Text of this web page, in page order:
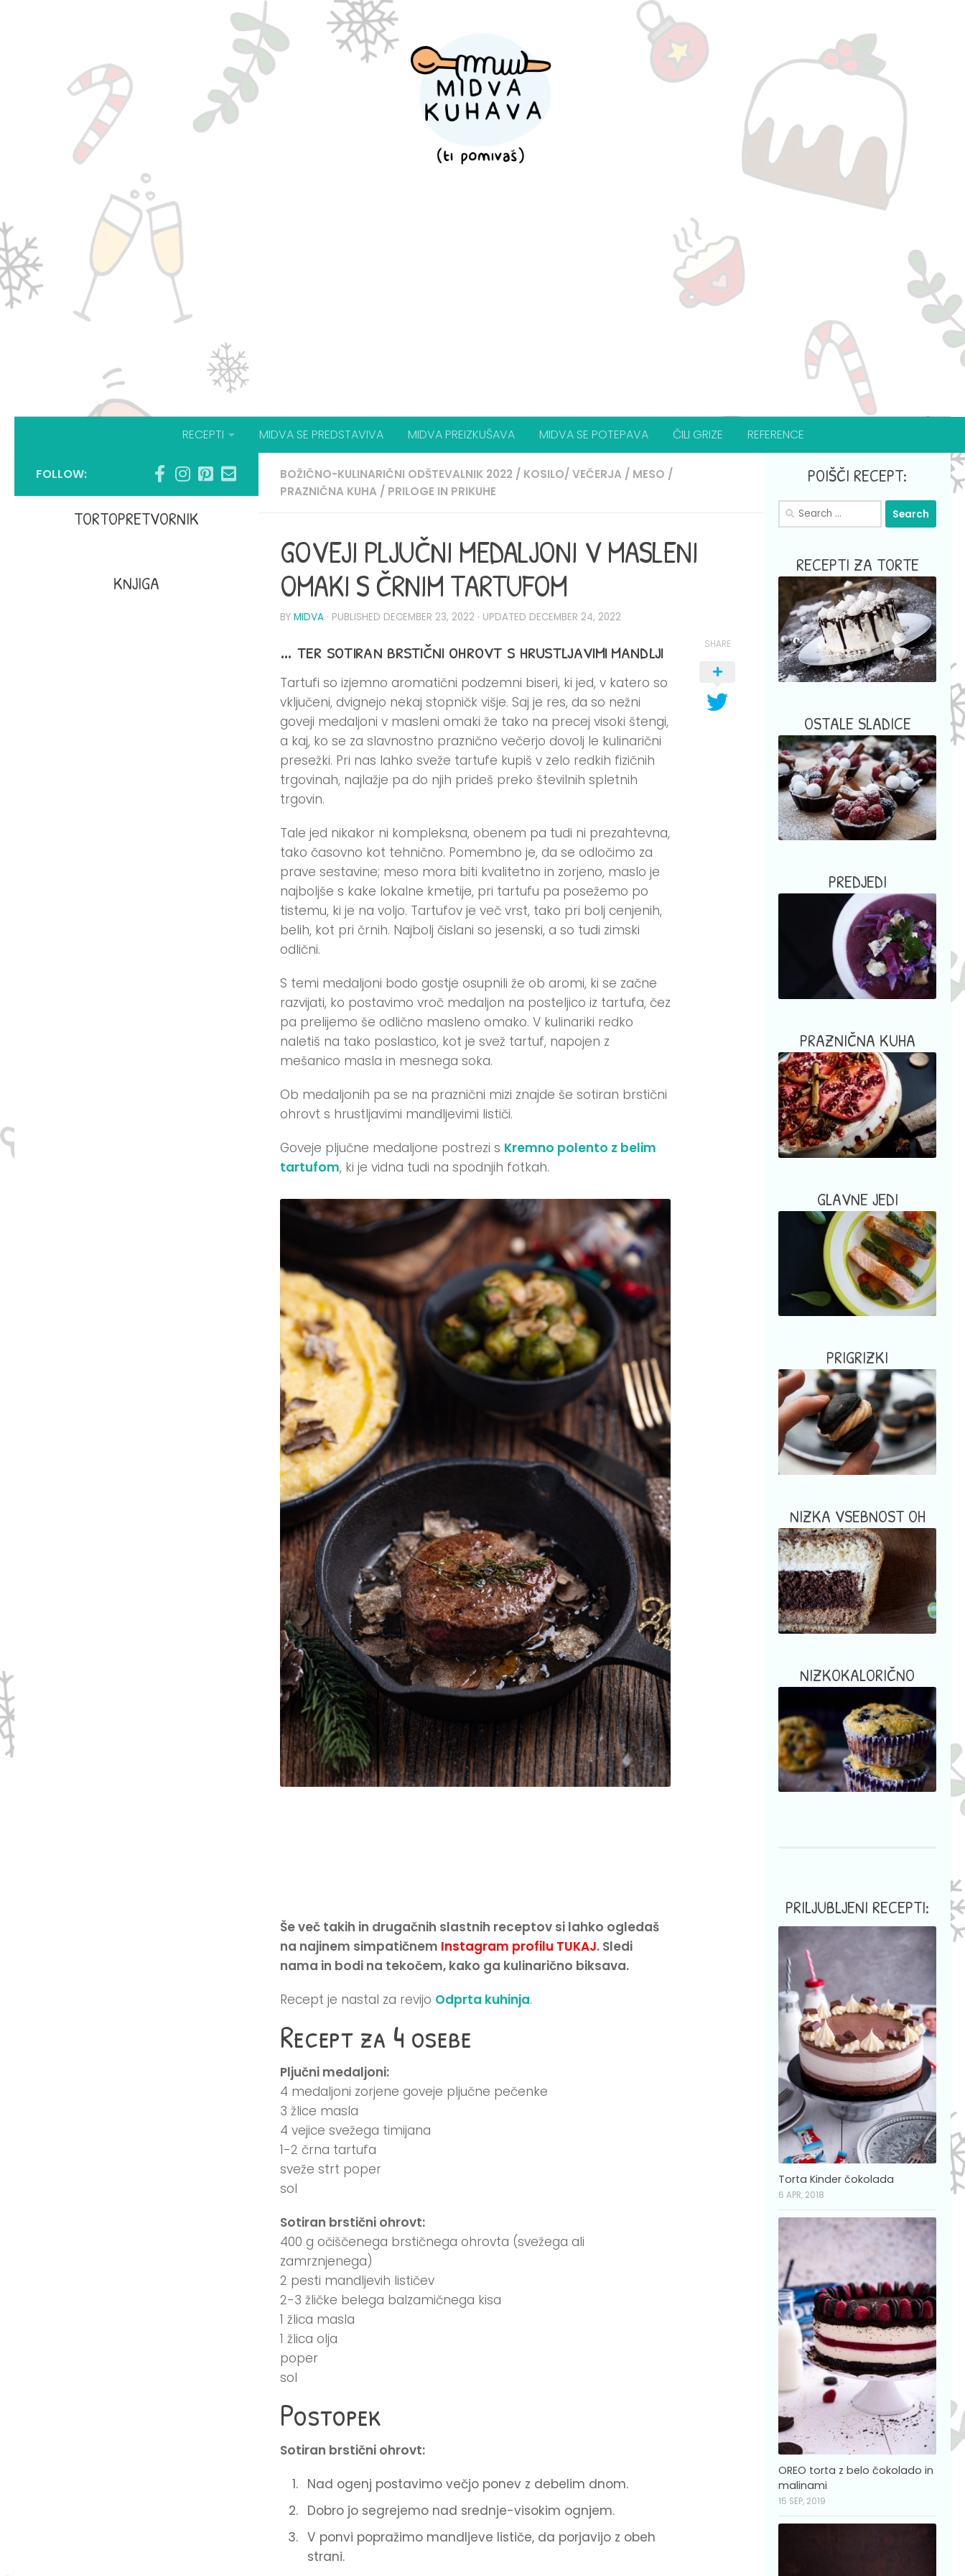
RECEPTI MIDVA SE PREDSTAVIVA MIDVA PREIZKUŠAVA MIDVA SE POTEPAVA ČILI GRIZE REFERENCE
BOŽIČNO-KULINARIČNI ODŠTEVALNIK 2022 / KOSILO/ VEČERJA / MESO /
PRAZNIČNA KUHA / PRILOGE IN PRIKUHE
GOVEJI PLJUČNI MEDALJONI V MASLENI
OMAKI S ČRNIM TARTUFOM
BY MIDVA · PUBLISHED DECEMBER 23, 2022 · UPDATED DECEMBER 24, 2022
… ter sotiran brstični ohrovt s hrustljavimi mandlji
Tartufi so izjemno aromatični podzemni biseri, ki jed, v katero so
vključeni, dvignejo nekaj stopničk višje. Saj je res, da so nežni
goveji medaljoni v masleni omaki že tako na precej visoki štengi,
a kaj, ko se za slavnostno praznično večerjo dovolj le kulinarični
presežki. Pri nas lahko sveže tartufe kupiš v zelo redkih fizičnih
trgovinah, najlažje pa do njih prideš preko številnih spletnih
trgovin.
Tale jed nikakor ni kompleksna, obenem pa tudi ni prezahtevna,
tako časovno kot tehnično. Pomembno je, da se odločimo za
prave sestavine; meso mora biti kvalitetno in zorjeno, maslo je
najboljše s kake lokalne kmetije, pri tartufu pa posežemo po
tistemu, ki je na voljo. Tartufov je več vrst, tako pri bolj cenjenih,
belih, kot pri črnih. Najbolj čislani so jesenski, a so tudi zimski
odlični.
S temi medaljoni bodo gostje osupnili že ob aromi, ki se začne
razvijati, ko postavimo vroč medaljon na posteljico iz tartufa, čez
pa prelijemo še odlično masleno omako. V kulinariki redko
naletiš na tako poslastico, kot je svež tartuf, napojen z
mešanico masla in mesnega soka.
Ob medaljonih pa se na praznični mizi znajde še sotiran brstični
ohrovt s hrustljavimi mandljevimi lističi.
Goveje pljučne medaljone postrezi s Kremno polento z belim
tartufom, ki je vidna tudi na spodnjih fotkah.
Še več takih in drugačnih slastnih receptov si lahko ogledaš
na najinem simpatičnem Instagram profilu TUKAJ. Sledi
nama in bodi na tekočem, kako ga kulinarično biksava.
Recept je nastal za revijo Odprta kuhinja.
Recept za 4 osebe
Pljučni medaljoni:
4 medaljoni zorjene goveje pljučne pečenke
3 žlice masla
4 vejice svežega timijana
1-2 črna tartufa
sveže strt poper
sol
Sotiran brstični ohrovt:
400 g očiščenega brstičnega ohrovta (svežega ali
zamrznjenega)
2 pesti mandljevih lističev
2-3 žličke belega balzamičnega kisa
1 žlica masla
1 žlica olja
poper
sol
Postopek
Sotiran brstični ohrovt:
Nad ogenj postavimo večjo ponev z debelim dnom.
Dobro jo segrejemo nad srednje-visokim ognjem.
V ponvi popražimo mandljeve lističe, da porjavijo z obeh
strani.
SHARE
FOLLOW:
TORTOPRETVORNIK
KNJIGA
POIŠČI RECEPT:
Search
for:
RECEPTI ZA TORTE
OSTALE SLADICE
PREDJEDI
PRAZNIČNA KUHA
GLAVNE JEDI
PRIGRIZKI
NIZKA VSEBNOST OH
NIZKOKALORIČNO
PRILJUBLJENI RECEPTI:
Torta Kinder čokolada
6 APR, 2018
OREO torta z belo čokolado in
malinami
15 SEP, 2019